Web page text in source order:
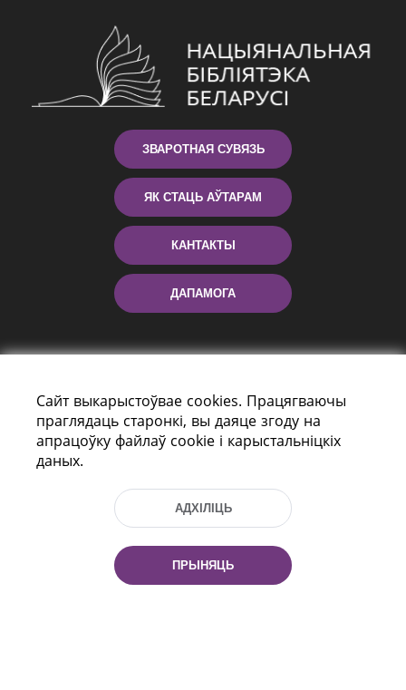
ЗВАРОТНАЯ СУВЯЗЬ
ЯК СТАЦЬ АЎТАРАМ
КАНТАКТЫ
ДАПАМОГА
праспект Незалежнасці 116
г. Мiнск, Рэспубліка Беларусь, 220114
Тэл.: (+375 17) 368 37 37, Факс: (+375 17)
Эл. пошта: inbox@nlb.by
Сайт выкарыстоўвае cookies. Працягваючы
праглядаць старонкі, вы даяце згоду на
апрацоўку файлаў cookie і карыстальніцкіх
даных.
АДХІЛІЦЬ
ПРЫНЯЦЬ